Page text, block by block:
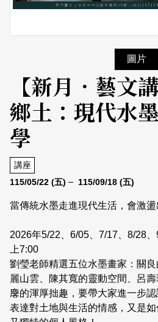
聯絡我們
圖片
【新月．藝文
鄉土：現代水
學
講座
115/05/22 (五) 115/09/18 (五)
當傳統水墨走進現代生活，會激盪
2026年5/22、6/05、7/17、8/28
上7:00
劉瑩老師精選五位水墨畫家：關
麗山雲、陳其寬的靈動空間、呂
麐的渾厚拙趣，要帶大家進一步
表達對土地與生活的情感，又是